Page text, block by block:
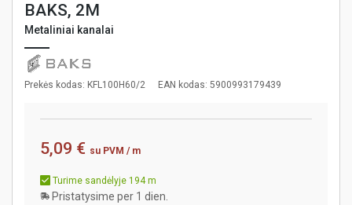
BAKS, 2M
Metaliniai kanalai
Prekės kodas: KFL100H60/2 EAN kodas: 5900993179439
5,09 € su PVM / m
Turime sandėlyje 194 m
Pristatysime per 1 dien.